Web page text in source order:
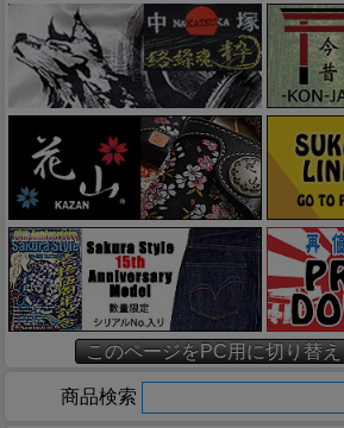
このページをPC用に切り替え
商品検索